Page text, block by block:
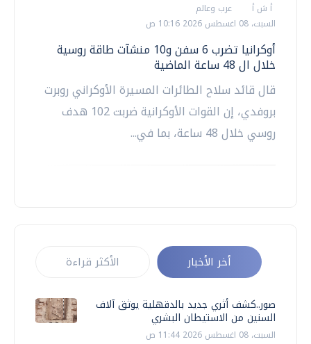
أ ش أ
عرب وعالم
السبت، 08 اغسطس 2026 10:16 ص
أوكرانيا تضرب 6 سفن و10 منشآت طاقة روسية
خلال ال 48 ساعة الماضية
قال قائد سلاح ‌الطائرات المسيرة الأوكراني ​روبرت
بروفدي، إن القوات الأوكرانية ضربت 102 هدف
روسي خلال 48 ساعة، بما في...
أخر الأخبار الأكثر قراءة
صور..كشف أثري جديد بالدقهلية يوثق آلاف
السنين من الاستيطان البشري
السبت، 08 اغسطس 2026 11:44 ص